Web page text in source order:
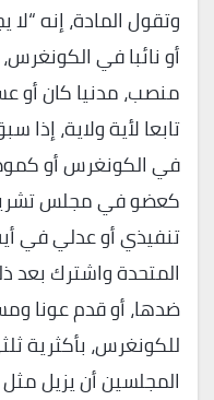
وتقول المادة، إنه
أو نائبا في
منصب، مدنيا كان أو
تابعا لأية ولاية،
في الكونغرس أو
كعضو في مجلس
تنفيذي أو عدلي في أية
المتحدة واشترك بعد
ضدها، أو قدم عونا
للكونغرس، بأكثرية
المجلسين أن يزيل مثل